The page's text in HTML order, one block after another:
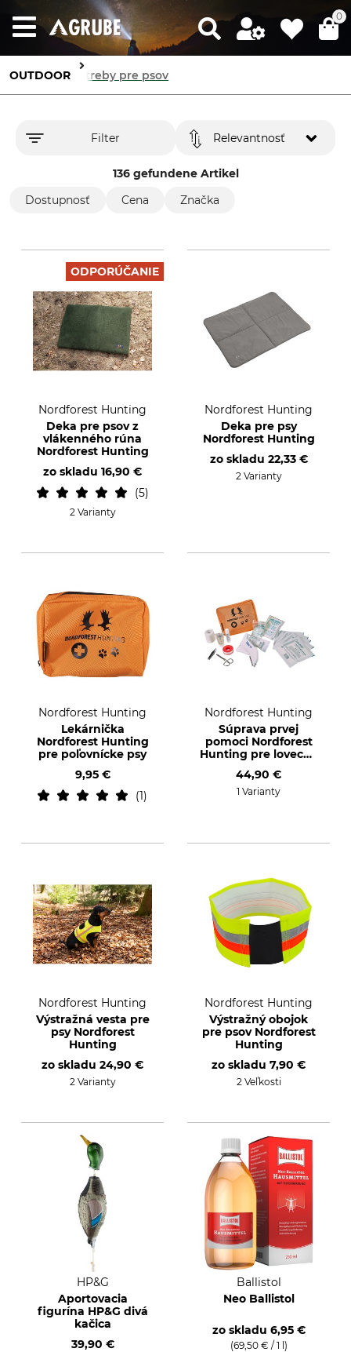
0
OUTDOOR Potreby pre psov
Filter
136 gefundene Artikel
Relevantnosť
Dostupnosť Cena Značka
ODPORÚČANIE
Nordforest Hunting
Deka pre psov z
vlákenného rúna
Nordforest Hunting
zo skladu 16,90 €
5
2 Varianty
Nordforest Hunting
Deka pre psy
Nordforest Hunting
zo skladu 22,33 €
2 Varianty
Nordforest Hunting
Lekárnička
Nordforest Hunting
pre poľovnícke psy
9,95 €
1
Nordforest Hunting
Súprava prvej
pomoci Nordforest
Hunting pre lovecké
44,90 €
1 Varianty
Nordforest Hunting
Výstražná vesta pre
psy Nordforest
Hunting
zo skladu 24,90 €
2 Varianty
Nordforest Hunting
Výstražný obojok
pre psov Nordforest
Hunting
zo skladu 7,90 €
2 Veľkosti
HP&G
Aportovacia
figurína HP&G divá
kačica
39,90 €
Ballistol
Neo Ballistol
zo skladu 6,95 €
(69,50 € / 1 l)